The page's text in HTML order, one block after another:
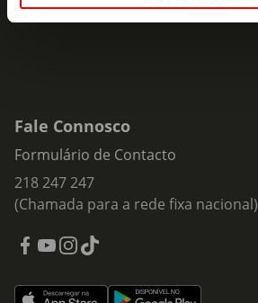
Fale Connosco
Formulário de Contacto
218 247 247
(Chamada para a rede fixa nacional)